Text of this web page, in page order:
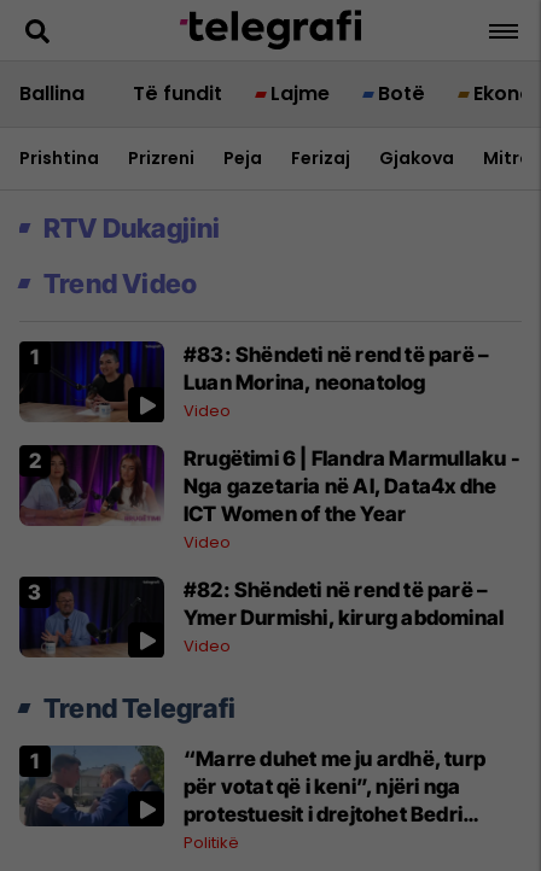
Ballina Të fundit Lajme Botë
Prishtina Prizreni Peja Ferizaj Gjakova
RTV Dukagjini
Trend Video
#83: Shëndeti në rend të parë –
Luan Morina, neonatolog
Video
Rrugëtimi 6 | Flandra Marmullaku -
Nga gazetaria në AI, Data4x dhe
ICT Women of the Year
Video
#82: Shëndeti në rend të parë –
Ymer Durmishi, kirurg abdominal
Video
Trend Telegrafi
“Marre duhet me ju ardhë, turp
për votat që i keni”, njëri nga
protestuesit i drejtohet Bedri
Hamzës
Politikë